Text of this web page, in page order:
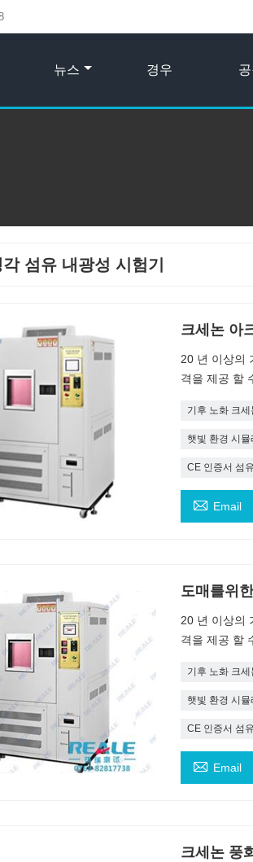
뉴스 경우
섬유 내광성 시험기
크세논 아
20 년 이상의
격을 제공 할
기후 노화 크
햇빛 환경 시
CE 인증서 섬
 Email
도매를위
20 년 이상의
격을 제공 할
기후 노화 크
햇빛 환경 시
CE 인증서 섬
 Email
크세논 풍